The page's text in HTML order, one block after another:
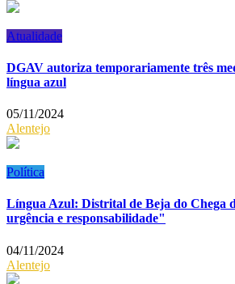
Atualidade
DGAV autoriza temporariamente três
língua azul
05/11/2024
Alentejo
Política
Língua Azul: Distrital de Beja do Chega
urgência e responsabilidade"
04/11/2024
Alentejo